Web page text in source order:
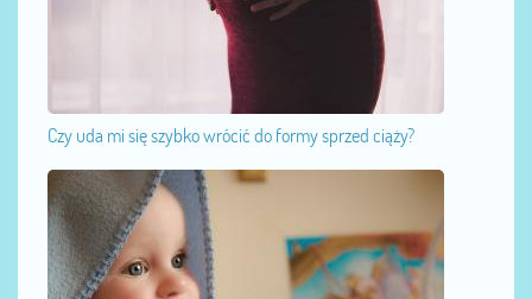
Czy uda mi się szybko wrócić do formy sprzed ciąży?